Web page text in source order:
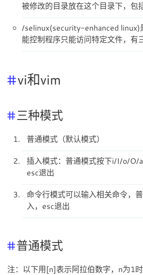
被修改的目录放在这个目录下，包
/selinux(security-enhanced linux)
能控制程序只能访问特定文件，有
vi和vim
三种模式
普通模式（默认模式）
插入模式：普通模式按下i/I/o/O/
esc退出
命令行模式可以输入相关命令，
入，esc退出
普通模式
注：以下用[n]表示阿拉伯数字，n为1